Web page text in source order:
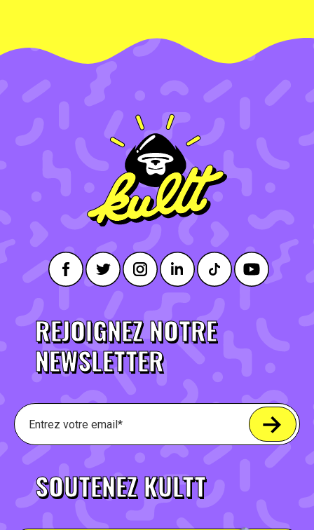
REJOIGNEZ NOTRE
NEWSLETTER
SOUTENEZ KULTT